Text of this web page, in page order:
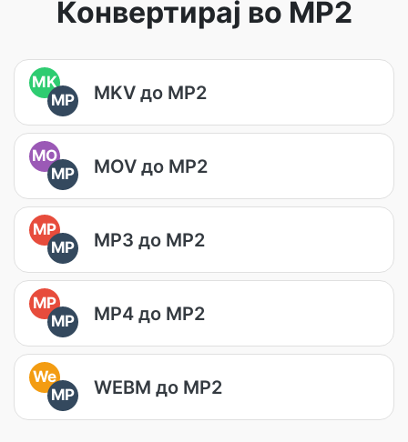
Конвертирај во MP2
MK
MP
MKV до MP2
MO
MP
MOV до MP2
MP
MP
MP3 до MP2
MP
MP
MP4 до MP2
We
MP
WEBM до MP2